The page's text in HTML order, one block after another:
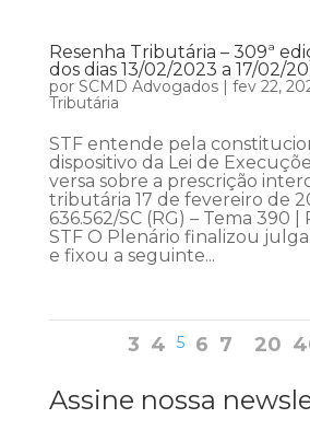
Resenha Tributária – 309ª
dos dias 13/02/2023 a 17/02/
por SCMD Advogados| fev 22,
Tributária
STF entende pela
dispositivo da Lei de
versa sobre a prescrição
tributária 17 de fevereiro de
636.562/SC (RG) – Tema 390
STF O Plenário finalizou
e fixou a seguinte...
3 4 5 6 7 20
Assine nossa